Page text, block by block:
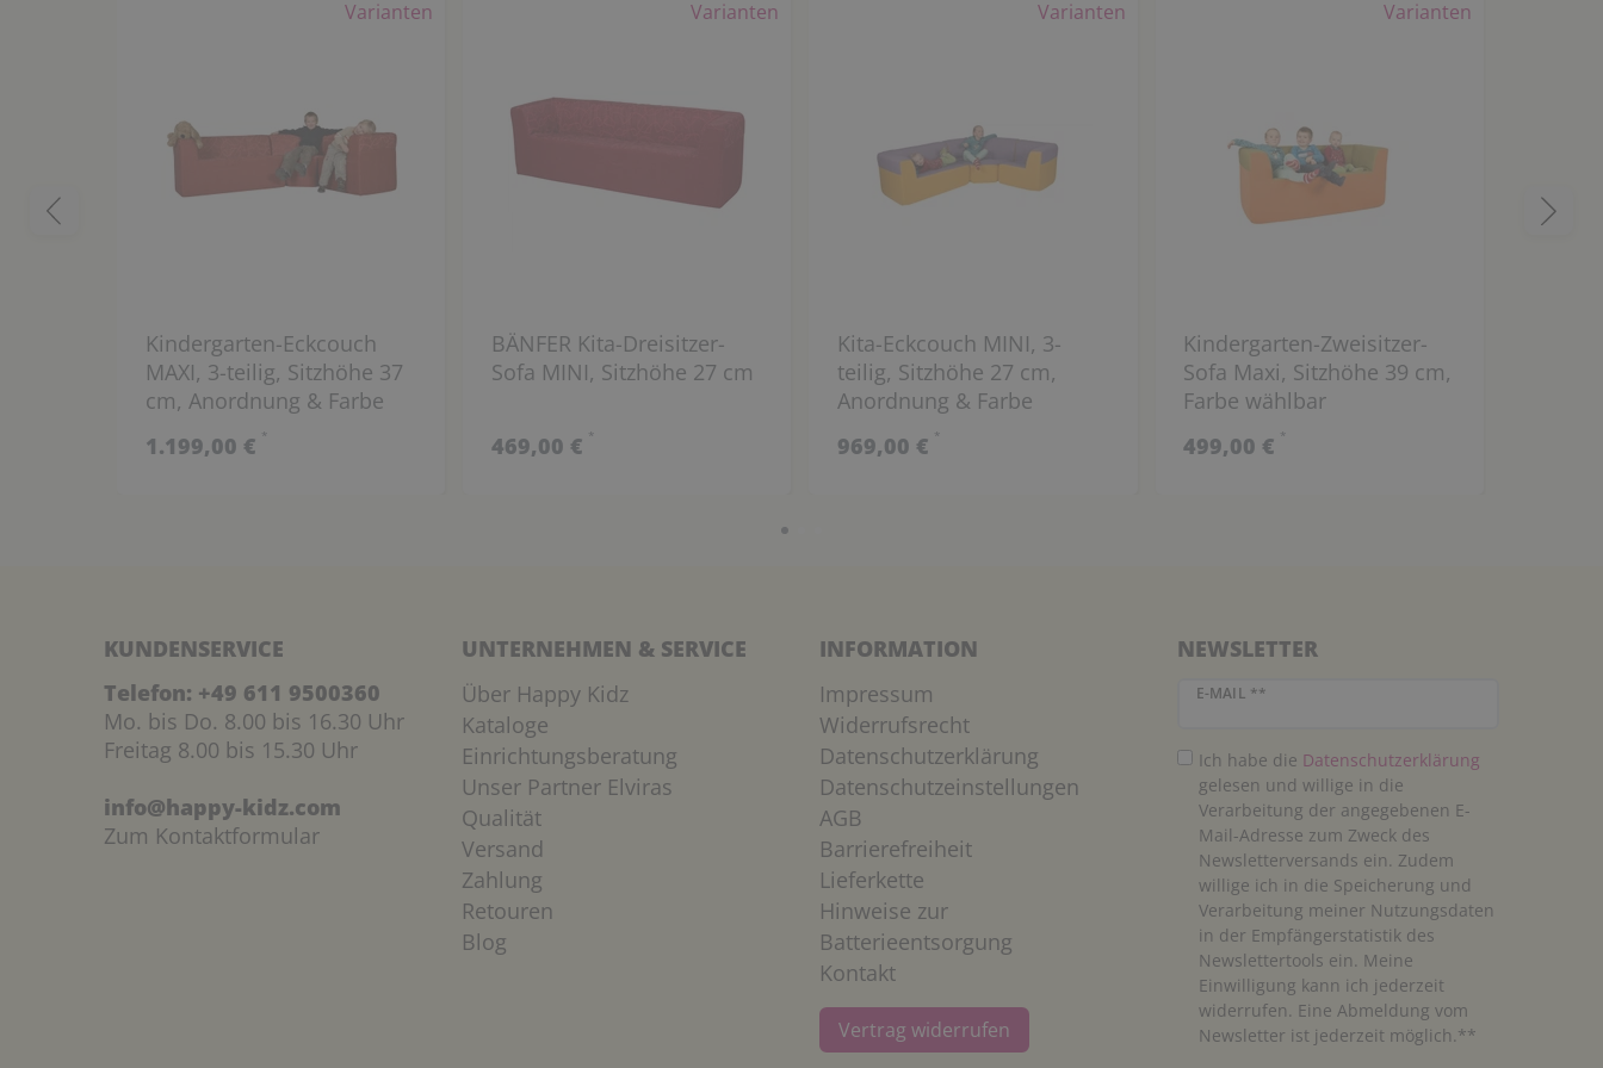
Varianten
Kindergarten-Eckcouch
MAXI, 3-teilig, Sitzhöhe 37
cm, Anordnung & Farbe
1.199,00 € *
Varianten
BÄNFER Kita-Dreisitzer-
Sofa MINI, Sitzhöhe 27 cm
469,00 € *
Varianten
Kita-Eckcouch MINI, 3-
teilig, Sitzhöhe 27 cm,
Anordnung & Farbe
969,00 € *
Varianten
Kindergarten-Zweisitzer-
Sofa Maxi, Sitzhöhe 39 cm,
Farbe wählbar
499,00 € *
KUNDENSERVICE
Telefon: +49 611 9500360
Mo. bis Do. 8.00 bis 16.30 Uhr
Freitag 8.00 bis 15.30 Uhr
info@happy-kidz.com
Zum Kontaktformular
UNTERNEHMEN & SERVICE
Über Happy Kidz
Kataloge
Einrichtungsberatung
Unser Partner Elviras
Qualität
Versand
Zahlung
Retouren
Blog
INFORMATION
Impressum
Widerrufsrecht
Datenschutzerklärung
Datenschutzeinstellungen
AGB
Barrierefreiheit
Lieferkette
Hinweise zur
Batterieentsorgung
Kontakt
Vertrag widerrufen
NEWSLETTER
E-MAIL **
Newsletter Honig
Ich habe die Daten­schutz­erklärung
gelesen und willige in die
Verarbeitung der angegebenen E-
Mail-Adresse zum Zweck des
Newsletterversands ein. Zudem
willige ich in die Speicherung und
Verarbeitung meiner Nutzungsdaten
in der Empfängerstatistik des
Newslettertools ein. Meine
Einwilligung kann ich jederzeit
widerrufen. Eine Abmeldung vom
Newsletter ist jederzeit möglich.**